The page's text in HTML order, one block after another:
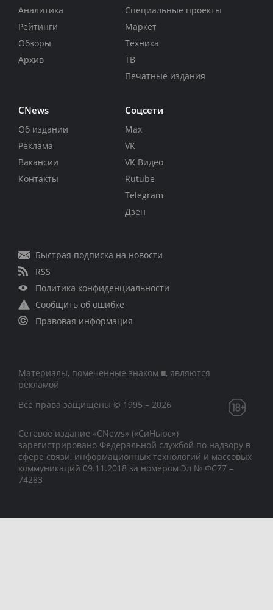
Аналитика
Рейтинги
Обзоры
Архив
Специальные проекты
Маркет
Техника
ТВ
Печатные издания
CNews
Об издании
Реклама
Вакансии
Контакты
Соцсети
Max
VK
VK Видео
Rutube
Telegram
Дзен
Быстрая подписка на новости
RSS
Политика конфиденциальности
Сообщить об ошибке
Правовая информация
Материалы, помеченные знаком ■, являются
рекламой
Все права защищены © 1995 – 2026
Сетевое издание «CNews» («СиНьюс»)
зарегистрировано Федеральной службой по надзору в
сфере связи, информационных технологий и массовых
коммуникаций 09.11.2018 за номером Эл № ФС77 –
74283